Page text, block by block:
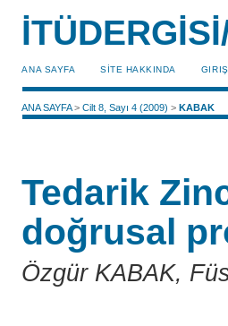
ANA SAYFA SİTE HAKKINDA GIRIŞ
ANA SAYFA>Cilt 8, Sayı 4 (2009) >KABAK
Tedarik
doğrusal
Özgür KABAK,